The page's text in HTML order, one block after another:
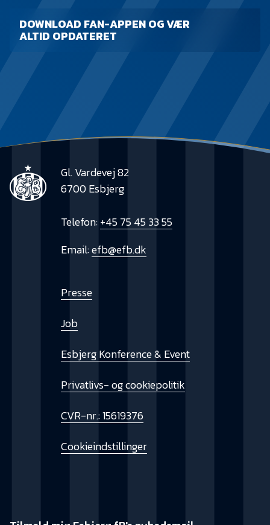
DOWNLOAD FAN-APPEN OG VÆR
ALTID OPDATERET
Gl. Vardevej 82
6700 Esbjerg
Telefon:+45 75 45 33 55
Email:efb@efb.dk
Presse
Job
Esbjerg Konference & Event
Privatlivs- og cookiepolitik
CVR-nr.: 15619376
Cookieindstillinger